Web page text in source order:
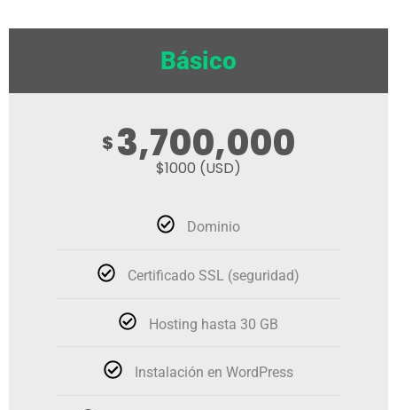
Básico
$ 3,700,000
$1000 (USD)
Dominio
Certificado SSL (seguridad)
Hosting hasta 30 GB
Instalación en WordPress